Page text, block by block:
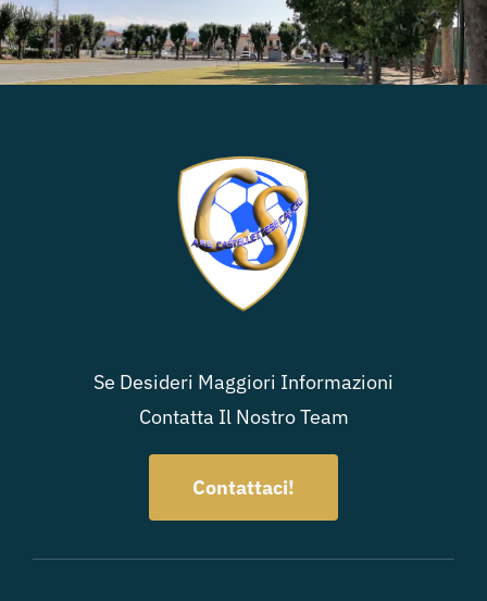
Se Desideri Maggiori Informazioni
Contatta Il Nostro Team
Contattaci!